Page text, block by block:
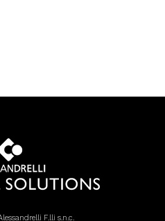
F.lli s.n.c.